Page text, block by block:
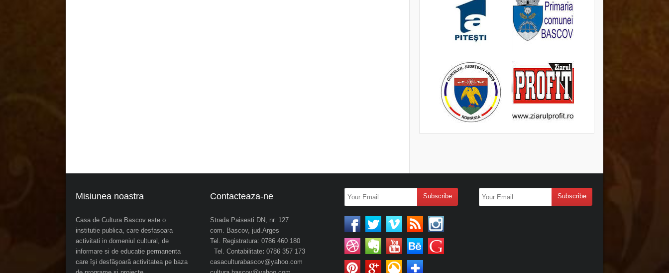
Misiunea noastra
Casa de Cultura Bascov este o
institutie publica, care desfasoara
activitati in domeniul cultural, de
informare si de educatie permanenta
care îşi desfăşoară activitatea pe baza
Contacteaza-ne
Strada Paisesti DN, nr. 127
com. Bascov, jud.Arges
Tel. Registratura: 0786 460 180
Tel. Contabilitate: 0786 357 173
casaculturabascov@yahoo.com